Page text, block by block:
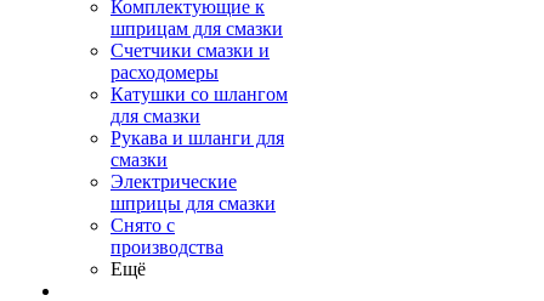
Комплектующие к
шприцам для смазки
Счетчики смазки и
расходомеры
Катушки со шлангом
для смазки
Рукава и шланги для
смазки
Электрические
шприцы для смазки
Снято с
производства
Ещё